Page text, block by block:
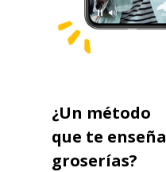
¿Un método
que te enseña
groserías?